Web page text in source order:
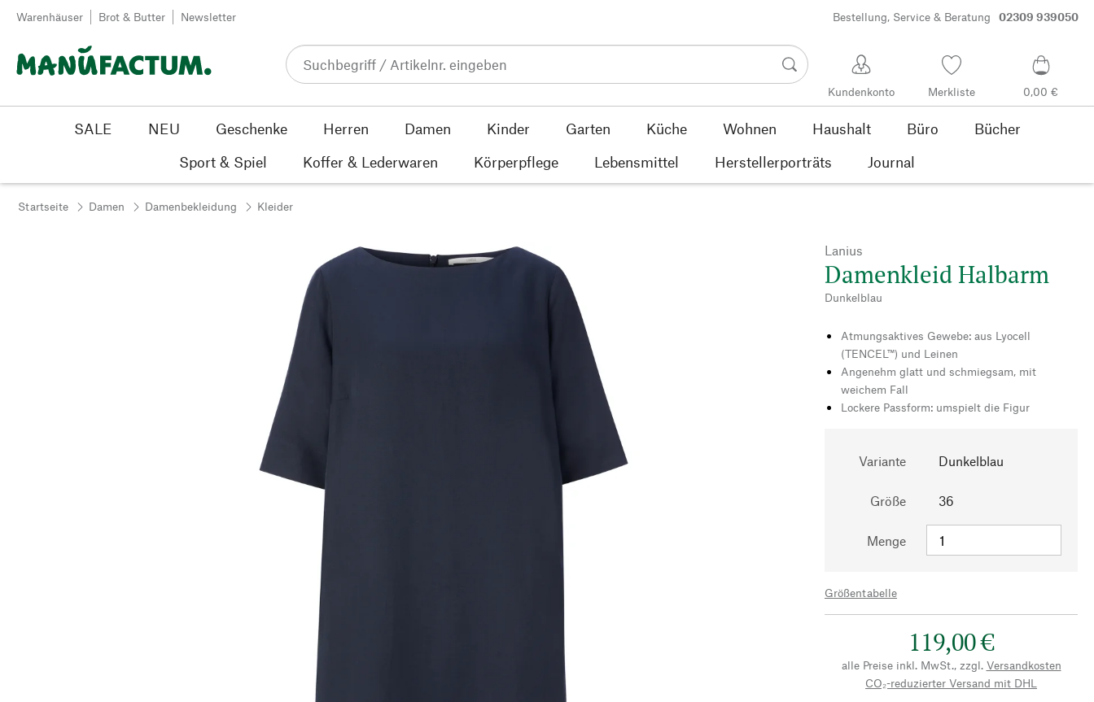
Zum Inhalt springen
Warenhäuser Brot & Butter Newsletter Bestellung, Service & Beratung 02309 939050
Kundenkonto Merkliste 0,00 €
SALE NEU Geschenke Herren Damen Kinder Garten Küche Wohnen Haushalt Büro
Bücher
Sport & Spiel
Koffer & Lederwaren Körperpflege Lebensmittel Herstellerporträts Journal
Startseite Damen Damenbekleidung Kleider
Lanius
Damenkleid Halbarm
Dunkelblau
Atmungsaktives Gewebe: aus Lyocell
(TENCEL™) und Leinen
Angenehm glatt und schmiegsam, mit
weichem Fall
Lockere Passform: umspielt die Figur
Variante Dunkelblau
Größe 36
Menge
Größentabelle
119,00 €
alle Preise inkl. MwSt., zzgl. Versandkosten
CO₂-reduzierter Versand mit DHL